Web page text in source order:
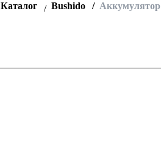
Каталог Bushido